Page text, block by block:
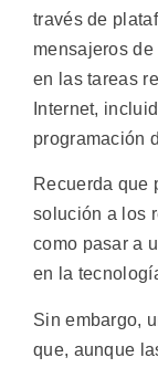
través de
mensajeros
en las tareas
Internet,
programación
Recuerda que
solución a los
como pasar a
en la
Sin embargo,
que, aunque